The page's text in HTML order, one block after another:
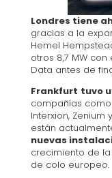
Londres tiene
gracias a la
Hemel
otros 8,7 MW
Data antes de
Frankfurt tuvo
compañías como
Interxion,
están
nuevas
crecimiento de
de colo europeo.